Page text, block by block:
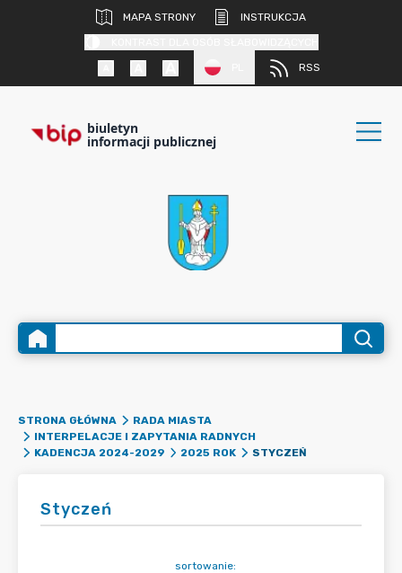
MAPA STRONY
INSTRUKCJA
RSS
biuletyn
informacji publicznej
STRONA GŁÓWNA
RADA MIASTA
INTERPELACJE I ZAPYTANIA RADNYCH
KADENCJA 2024-2029
2025 ROK STYCZEŃ
Styczeń
sortowanie: